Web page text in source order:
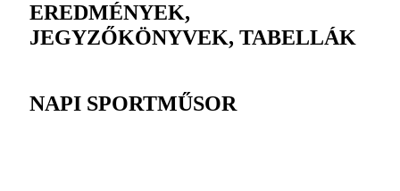
EREDMÉNYEK,
JEGYZŐKÖNYVEK, TABELLÁK
NAPI SPORTMŰSOR